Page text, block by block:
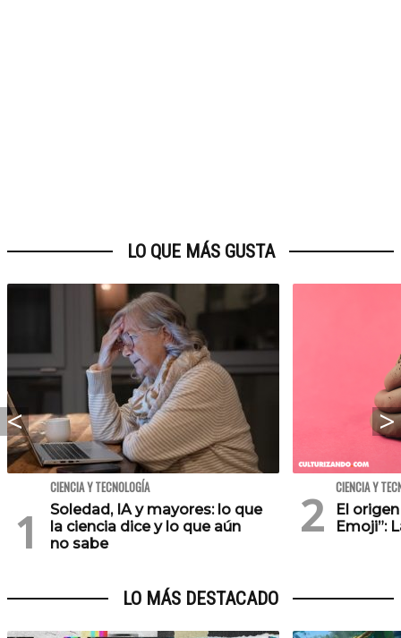
LO QUE MÁS GUSTA
CIENCIA Y TECNOLOGÍA
Soledad, IA y mayores: lo que
la ciencia dice y lo que aún
no sabe
CIENCIA Y
El
Emoji”:
LO MÁS DESTACADO